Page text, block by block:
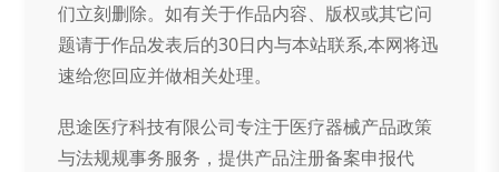
们立刻删除。如有关于作品内容、版权或其它问
题请于作品发表后的30日内与本站联系,本网将迅
速给您回应并做相关处理。
思途医疗科技有限公司专注于医疗器械产品政策
与法规规事务服务，提供产品注册备案申报代